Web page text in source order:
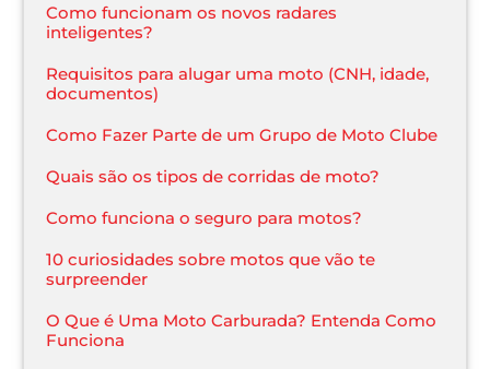
Como funcionam os novos radares
inteligentes?
Requisitos para alugar uma moto (CNH, idade,
documentos)
Como Fazer Parte de um Grupo de Moto Clube
Quais são os tipos de corridas de moto?
Como funciona o seguro para motos?
10 curiosidades sobre motos que vão te
surpreender
O Que é Uma Moto Carburada? Entenda Como
Funciona